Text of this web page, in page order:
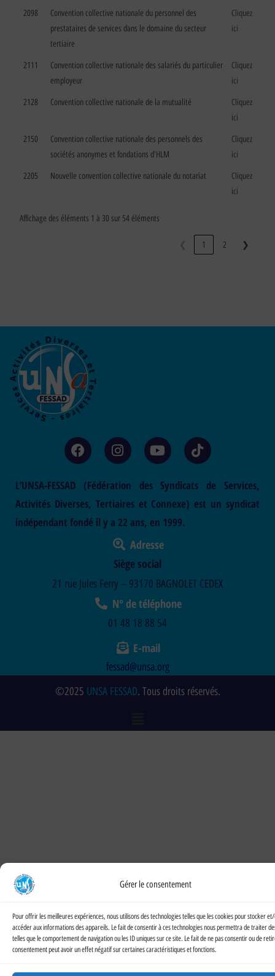
Gérer le consentement
Pour offrir les meilleures expériences, nous utilisons des technologies telles que les cookies pour stocker
accéder aux informations des appareils. Le fait de consentir à ces technologies nous permettra de traiter
telles que le comportement de navigation ou les ID uniques sur ce site. Le fait de ne pas consentir ou de
consentement peut avoir un effet négatif sur certaines caractéristiques et fonctions.
2098
Convention collective nationale du personnel des
prestataires de services dans le domaine du secteur
tertiaire
Cliquez
ici
2111
Convention collective nationale des salariés du particulier
employeur
Cliquez
ici
2128 Convention collective nationale de la mutualité
Cliquez
ici
2150
Convention collective nationale des personnels des
sociétés anonymes et fondations d'HLM
Cliquez
ici
2205 Nouvelle convention collective nationale du notariat
Cliquez
ici
Affichage des éléments 1 à 30 sur 54 éléments
1 2 ❯
L’UNSA-FESSAD (Fédération des Syndicats de Services,
Activités Diverses, Tertiaires et Connexe) est un syndicat
indépendant fondé il y a 22 ans, en 1999.
Adresse
Siège social
21 rue Jules Ferry – 93170 BAGNOLET CEDEX
N° de téléphone
01 48 18 88 54
E-mail
fessad@unsa.org
©2025 UNSA FESSAD. Tous droits réservés.